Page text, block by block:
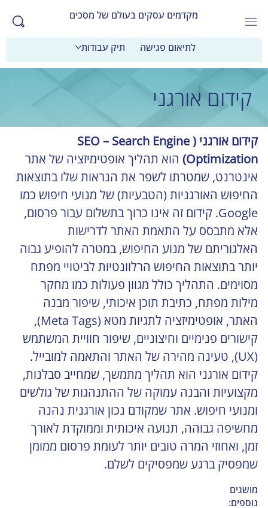
מקדמים עסקים בעולם של מסכים
לתיאום פגישה תיק עבודות
קידום אורגני
קידום אורגני (SEO – Search Engine
Optimization) הוא תהליך אופטימיזציה של אתר
אינטרנט, שמטרתו לשפר את הנראות שלו בתוצאות
החיפוש האורגניות (הטבעיות) של מנועי חיפוש כמו
Google. קידום זה אינו כרוך בתשלום עבור פרסום,
אלא מתבסס על התאמת האתר לדרישות
האלגוריתם של מנוע החיפוש, במטרה להופיע גבוה
יותר בתוצאות החיפוש הרלוונטיות לביטויי מפתח
מסוימים. התהליך כולל מגוון פעולות כמו מחקר
מילות מפתח, כתיבת תוכן איכותי, שיפור מבנה
האתר, אופטימיזציה לתגיות מטא (Meta Tags),
קישורים פנימיים וחיצוניים, שיפור חוויית המשתמש
(UX), טעינה מהירה של האתר והתאמה למובייל.
קידום אורגני הוא תהליך מתמשך, שמחייב סבלנות,
מקצועיות והבנה עמוקה של ההתנהגות של גולשים
ומנועי חיפוש. אתר שמקודם נכון אורגנית נהנה
מחשיפה גבוהה, תנועה איכותית וממוקדת לאורך
זמן, ואחוזי המרה טובים יותר לעומת פרסום ממומן
שמפסיק ברגע שמפסיקים לשלם.
מושגים
נוספים: